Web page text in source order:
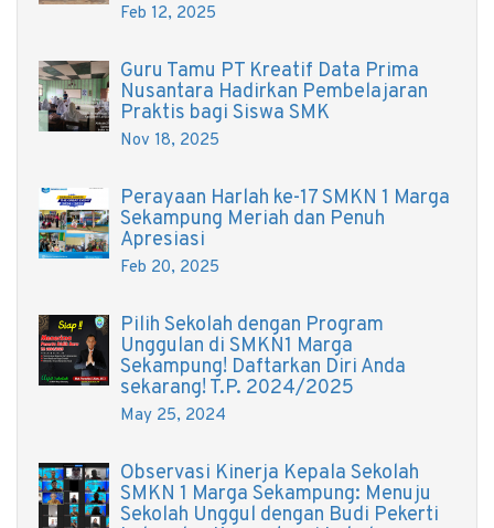
Feb 12, 2025
Guru Tamu PT Kreatif Data Prima
Nusantara Hadirkan Pembelajaran
Praktis bagi Siswa SMK
Nov 18, 2025
Perayaan Harlah ke-17 SMKN 1 Marga
Sekampung Meriah dan Penuh
Apresiasi
Feb 20, 2025
Pilih Sekolah dengan Program
Unggulan di SMKN1 Marga
Sekampung! Daftarkan Diri Anda
sekarang! T.P. 2024/2025
May 25, 2024
Observasi Kinerja Kepala Sekolah
SMKN 1 Marga Sekampung: Menuju
Sekolah Unggul dengan Budi Pekerti